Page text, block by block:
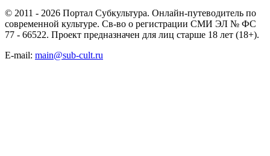
© 2011 - 2026 Портал Субкультура. Онлайн-путеводитель по
современной культуре. Св-во о регистрации СМИ ЭЛ № ФС
77 - 66522. Проект предназначен для лиц старше 18 лет (18+).
E-mail: main@sub-cult.ru